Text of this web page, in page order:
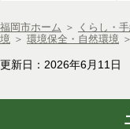
福岡市ホーム ＞ くらし・
境 ＞ 環境保全・自然環境 ＞
更新日：2026年6月11日